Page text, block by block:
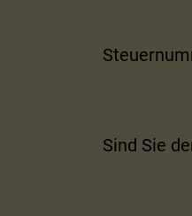
Sind Sie